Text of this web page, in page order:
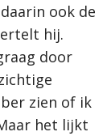
ook de
hij.
door
zien of ik
het lijkt